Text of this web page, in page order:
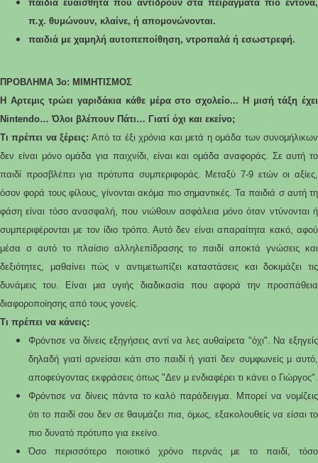
παιδιά ευαίσθητα που αντιδρούν στα πειράγματα πιο έντονα,
π.χ. θυμώνουν, κλαίνε, ή απομονώνονται.
παιδιά με χαμηλή αυτοπεποίθηση, ντροπαλά ή εσωστρεφή.
ΠΡΟΒΛΗΜΑ 3ο: ΜΙΜΗΤΙΣΜΟΣ
Η Αρτεμις τρώει γαριδάκια κάθε μέρα στο σχολείο... Η μισή τάξη έχει
Nintendo… Όλοι βλέπουν Πάτι… Γιατί όχι και εκείνο;
Τι πρέπει να ξέρεις: Από τα έξι χρόνια και μετά η ομάδα των συνομήλικων
δεν είναι μόνο ομάδα για παιχνίδι, είναι και ομάδα αναφοράς. Σε αυτή το
παιδί προσβλέπει για πρότυπα συμπεριφοράς. Μεταξύ 7-9 ετών οι αξίες,
όσον φορά τους φίλους, γίνονται ακόμα πιο σημαντικές. Τα παιδιά σ αυτή τη
φάση είναι τόσο ανασφαλή, που νιώθουν ασφάλεια μόνο όταν ντύνονται ή
συμπεριφέρονται με τον ίδιο τρόπο. Αυτό δεν είναι απαραίτητα κακό, αφού
μέσα σ αυτό το πλαίσιο αλληλεπίδρασης το παιδί αποκτά γνώσεις και
δεξιότητες, μαθαίνει πώς ν αντιμετωπίζει καταστάσεις και δοκιμάζει τις
δυνάμεις του. Είναι μια υγιής διαδικασία που αφορά την προσπάθεια
διαφοροποίησης από τους γονείς.
Τι πρέπει να κάνεις:
Φρόντισε να δίνεις εξηγήσεις αντί να λες αυθαίρετα "όχι". Να εξηγείς
δηλαδή γιατί αρνείσαι κάτι στο παιδί ή γιατί δεν συμφωνείς μ αυτό,
αποφεύγοντας εκφράσεις όπως "Δεν μ ενδιαφέρει τι κάνει ο Γιώργος".
Φρόντισε να δίνεις πάντα το καλό παράδειγμα. Μπορεί να νομίζεις
ότι το παιδί σου δεν σε θαυμάζει πια, όμως, εξακολουθείς να είσαι το
πιο δυνατό πρότυπο για εκείνο.
Όσο περισσότερο ποιοτικό χρόνο περνάς με το παιδί, τόσο